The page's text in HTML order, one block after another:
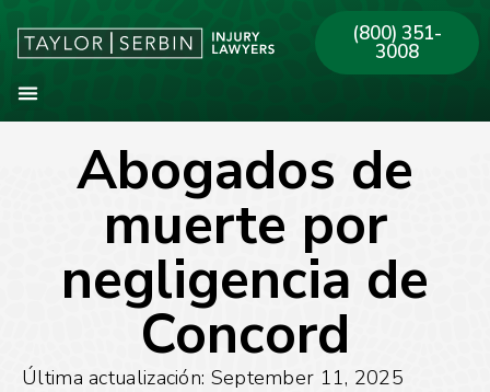
(800) 351-
3008
Abogados de
muerte por
negligencia de
Concord
Última actualización: September 11, 2025